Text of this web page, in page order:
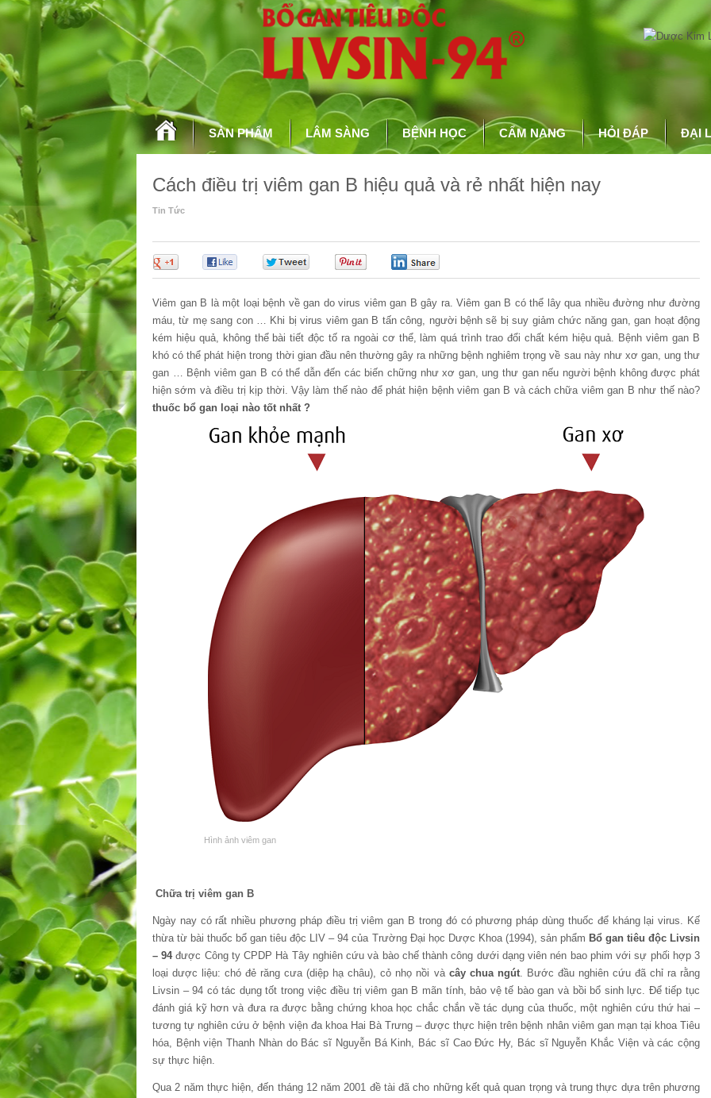
SẢN PHẨM LÂM SÀNG BỆNH HỌC CẨM NANG HỎI ĐÁP ĐẠI
Cách điều trị viêm gan B hiệu quả và rẻ nhất hiện nay
Tin Tức
Viêm gan B là một loại bệnh về gan do virus viêm gan B gây ra. Viêm gan B có thể lây qua nhiều đường như đường
máu, từ mẹ sang con … Khi bị virus viêm gan B tấn công, người bệnh sẽ bị suy giảm chức năng gan, gan hoạt động
kém hiệu quả, không thể bài tiết độc tố ra ngoài cơ thể, làm quá trình trao đổi chất kém hiệu quả. Bệnh viêm gan B
khó có thể phát hiện trong thời gian đầu nên thường gây ra những bệnh nghiêm trọng về sau này như xơ gan, ung thư
gan … Bệnh viêm gan B có thể dẫn đến các biến chững như xơ gan, ung thư gan nếu người bệnh không được phát
hiện sớm và điều trị kịp thời. Vậy làm thế nào để phát hiện bệnh viêm gan B và cách chữa viêm gan B như thế nào?
thuốc bổ gan loại nào tốt nhất ?
Hình ảnh viêm gan
Chữa trị viêm gan B
Ngày nay có rất nhiều phương pháp điều trị viêm gan B trong đó có phương pháp dùng thuốc để kháng lại virus. Kế
thừa từ bài thuốc bổ gan tiêu độc LIV – 94 của Trường Đại học Dược Khoa (1994), sản phẩm Bổ gan tiêu độc Livsin
– 94được Công ty CPDP Hà Tây nghiên cứu và bào chế thành công dưới dạng viên nén bao phim với sự phối hợp 3
loại dược liệu: chó đẻ răng cưa (diệp hạ châu), cỏ nhọ nồi và cây chua ngút. Bước đầu nghiên cứu đã chỉ ra rằng
Livsin – 94 có tác dụng tốt trong việc điều trị viêm gan B mãn tính, bảo vệ tế bào gan và bồi bổ sinh lực. Để tiếp tục
đánh giá kỹ hơn và đưa ra được bằng chứng khoa học chắc chắn về tác dụng của thuốc, một nghiên cứu thứ hai –
tương tự nghiên cứu ở bệnh viện đa khoa Hai Bà Trưng – được thực hiện trên bệnh nhân viêm gan mạn tại khoa Tiêu
hóa, Bệnh viện Thanh Nhàn do Bác sĩ Nguyễn Bá Kinh, Bác sĩ Cao Đức Hy, Bác sĩ Nguyễn Khắc Viện và các cộng
sự thực hiện.
Qua 2 năm thực hiện, đến tháng 12 năm 2001 đề tài đã cho những kết quả quan trọng và trung thực dựa trên phương